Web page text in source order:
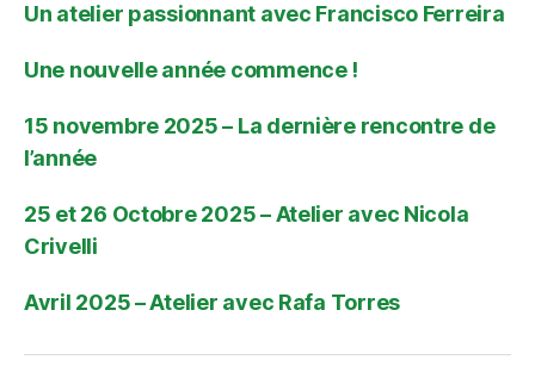
Un atelier passionnant avec Francisco Ferreira
Une nouvelle année commence !
15 novembre 2025 – La dernière rencontre de
l’année
25 et 26 Octobre 2025 – Atelier avec Nicola
Crivelli
Avril 2025 – Atelier avec Rafa Torres